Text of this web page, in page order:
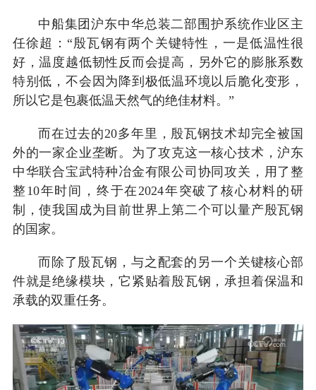
中船集团沪东中华总装二部围护系统作业区主
任徐超：“殷瓦钢有两个关键特性，一是低温性很
好，温度越低韧性反而会提高，另外它的膨胀系数
特别低，不会因为降到极低温环境以后脆化变形，
所以它是包裹低温天然气的绝佳材料。”
而在过去的20多年里，殷瓦钢技术却完全被国
外的一家企业垄断。为了攻克这一核心技术，沪东
中华联合宝武特种冶金有限公司协同攻关，用了整
整10年时间，终于在2024年突破了核心材料的研
制，使我国成为目前世界上第二个可以量产殷瓦钢
的国家。
而除了殷瓦钢，与之配套的另一个关键核心部
件就是绝缘模块，它紧贴着殷瓦钢，承担着保温和
承载的双重任务。